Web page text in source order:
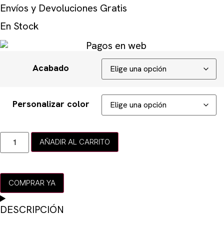
Envíos y Devoluciones Gratis
En Stock
Acabado
Personalizar color
AÑADIR AL CARRITO
COMPRAR YA
DESCRIPCIÓN